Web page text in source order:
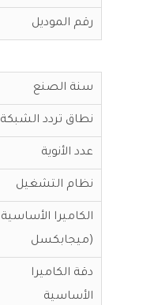
رقم الموديل
سنة الصنع
نطاق تردد الشبكة
عدد الأنوية
نظام التشغيل
الكاميرا الأساسية
(ميجابكسل
دقة الكاميرا
الأساسية